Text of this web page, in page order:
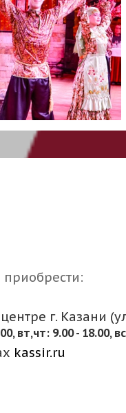
г. Казани
вт,чт: 9.00 - 18.00,
kassir.ru